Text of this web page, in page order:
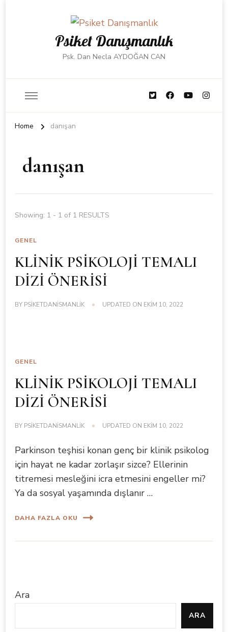
Psiket Danışmanlık
Psk. Dan Necla AYDOĞAN CAN
Home danışan
danışan
Showing: 1 - 1 of 1 RESULTS
GENEL
KLİNİK PSİKOLOJİ TEMALI
DİZİ ÖNERİSİ
BY PSIKETDANISMANLIK UPDATED ON EKIM 10, 2022
GENEL
KLİNİK PSİKOLOJİ TEMALI
DİZİ ÖNERİSİ
BY PSIKETDANISMANLIK UPDATED ON EKIM 10, 2022
Parkinson teşhisi konan genç bir klinik psikolog
için hayat ne kadar zorlaşır sizce? Ellerinin
titremesi mesleğini icra etmesini engeller mi?
Ya da sosyal yaşamında dışlanır …
DAHA FAZLA OKU
Ara
ARA